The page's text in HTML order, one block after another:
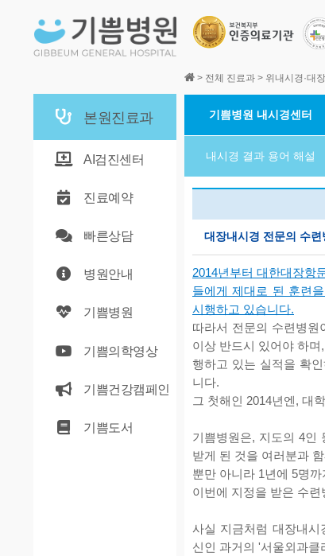
본원진료과
AI검진센터
진료예약
빠른상담
병원안내
기쁨병원
기쁨의학영상
기쁨건강캠페인
기쁨도서
> 전체 진료과 > 위내시경·대
기쁨병원 내시경센터
내시경 결과 용어 해설
대장내시경 전문의 수련
2014년부터 대한대장항
들에게 제대로 된 훈련
시행하고 있습니다.
따라서 전문의 수련병
이상 반드시 있어야 하
행하고 있는 실적을 확
니다.
그 첫해인 2014년엔, 대
기쁨병원은, 지도의 4인
받게 된 것을 여러분과
뿐만 아니라 1년에 5명
이번에 지정을 받은 수
사실 지금처럼 대장내시
신인 과거의 '서울외과클